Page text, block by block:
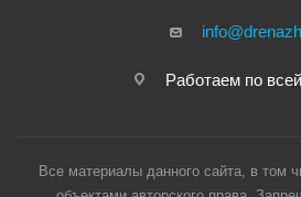
Работаем по
Все материалы данного сайта, в том